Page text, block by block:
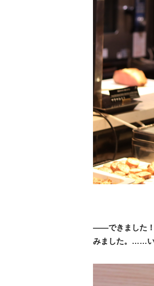
——できました！
みました。……い